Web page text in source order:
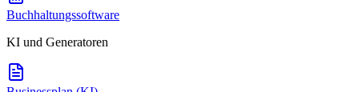
Buchhaltungssoftware
KI und Generatoren